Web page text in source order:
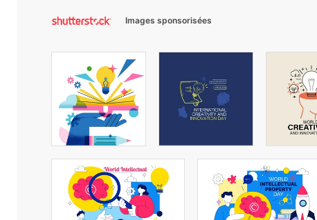
Images sponsorisées